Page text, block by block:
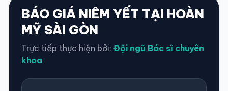
BÁO GIÁ NIÊM YẾT TẠI HOÀN
MỸ SÀI GÒN
Trực tiếp thực hiện bởi: Đội ngũ Bác sĩ chuyên
khoa